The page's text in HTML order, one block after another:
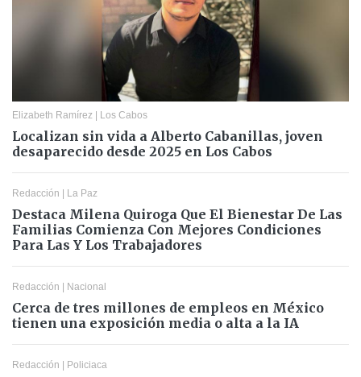
Elizabeth Ramírez Los Cabos
Localizan sin vida a Alberto Cabanillas, joven
desaparecido desde 2025 en Los Cabos
Redacción La Paz
Destaca Milena Quiroga Que El Bienestar De Las
Familias Comienza Con Mejores Condiciones
Para Las Y Los Trabajadores
Redacción Nacional
Cerca de tres millones de empleos en México
tienen una exposición media o alta a la IA
Redacción Policiaca